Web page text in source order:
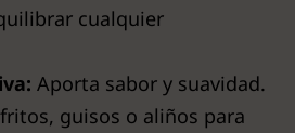
cualquier
Aporta sabor y suavidad.
guisos o aliños para